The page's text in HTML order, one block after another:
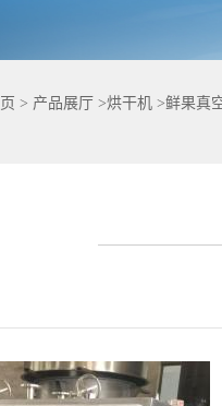
> 产品展厅 >烘干机 >鲜果真